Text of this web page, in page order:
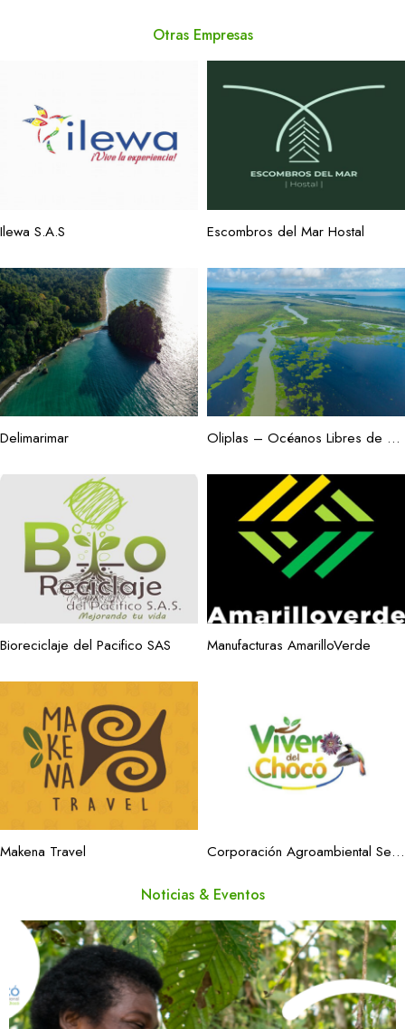
Otras Empresas
Ilewa S.A.S Escombros del Mar Hostal
Delimarimar Oliplas – Océanos Libres de Plástico
Bioreciclaje del Pacifico SAS Manufacturas AmarilloVerde
Makena Travel Corporación Agroambiental Selva Coagroselva
Noticias & Eventos